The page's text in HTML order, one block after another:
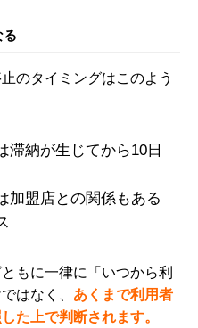
る
のタイミングはこのよう
滞納が生じてから10日
加盟店との関係もある
もに一律に「いつから利
はなく、 あくまで利用者
た上で判断されます。